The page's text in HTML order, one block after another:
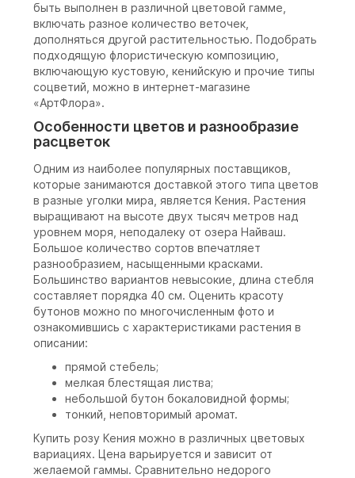
быть выполнен в различной цветовой гамме,
включать разное количество веточек,
дополняться другой растительностью. Подобрать
подходящую флористическую композицию,
включающую кустовую, кенийскую и прочие типы
соцветий, можно в интернет-магазине
«АртФлора».
Особенности цветов и разнообразие
расцветок
Одним из наиболее популярных поставщиков,
которые занимаются доставкой этого типа цветов
в разные уголки мира, является Кения. Растения
выращивают на высоте двух тысяч метров над
уровнем моря, неподалеку от озера Найваш.
Большое количество сортов впечатляет
разнообразием, насыщенными красками.
Большинство вариантов невысокие, длина стебля
составляет порядка 40 см. Оценить красоту
бутонов можно по многочисленным фото и
ознакомившись с характеристиками растения в
описании:
прямой стебель;
мелкая блестящая листва;
небольшой бутон бокаловидной формы;
тонкий, неповторимый аромат.
Купить розу Кения можно в различных цветовых
вариациях. Цена варьируется и зависит от
желаемой гаммы. Сравнительно недорого